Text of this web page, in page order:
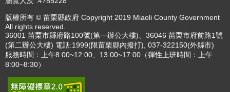
版權所有 © 苗栗縣政府 Copyright 2019 Miaoli County Government
All rights reserved.
36001 苗栗市縣府路100號(第一辦公大樓)、36046 苗栗市府前路1號
(第二辦公大樓) 電話:1999(限苗栗縣內撥打), 037-322150(外縣市)
服務時間：上午8:00~12:00、13:00~17:00（彈性上班時間：上午
8:00~8:30）